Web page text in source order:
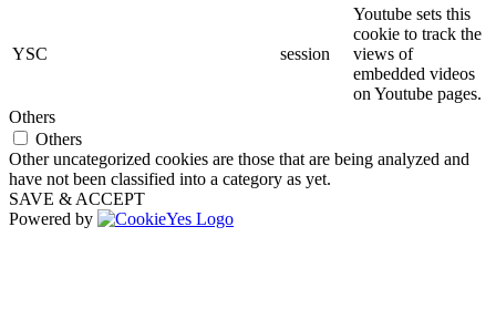
YSC session
Youtube sets this
cookie to track the
views of
embedded videos
on Youtube pages.
Others
Others
Other uncategorized cookies are those that are being analyzed and
have not been classified into a category as yet.
SAVE & ACCEPT
Powered by